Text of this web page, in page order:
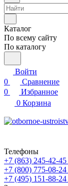
Каталог
По всему сайту
По каталогу
Войти
0
Сравнение
0
Избранное
0 Корзина
Телефоны
+7 (863) 245-42-45
+7 (800) 775-08-24
+7 (495) 151-88-24